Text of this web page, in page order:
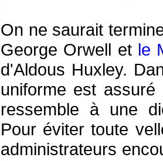
On ne saurait
George Orwell et le
d'Aldous Huxley.
uniforme est
ressemble à une
Pour éviter toute
administrateurs